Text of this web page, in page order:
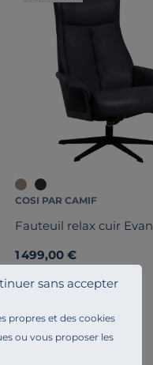
propres et des cookies
ou vous proposer les
sans accepter
COSI PAR CAMIF
Fauteuil relax cuir Evan
1 499,00 €